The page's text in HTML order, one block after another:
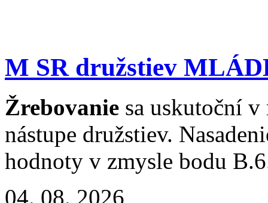
M SR družstiev
Žrebovanie sa uskutoční
nástupe družstiev.
hodnoty v zmysle bodu
04. 08. 2026